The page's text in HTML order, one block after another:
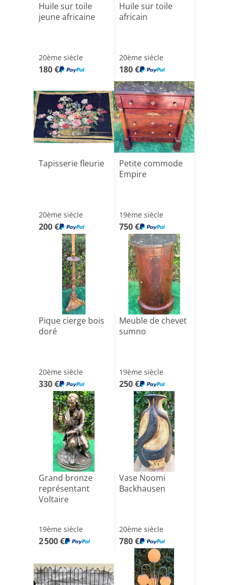
Huile sur toile
jeune africaine
20ème siècle
180 €
Huile sur toile
africain
20ème siècle
180 €
Tapisserie fleurie
20ème siècle
200 €
Petite commode
Empire
19ème siècle
750 €
Pique cierge bois
doré
20ème siècle
330 €
Meuble de chevet
sumno
19ème siècle
250 €
Grand bronze
représentant
Voltaire
19ème siècle
2 500 €
Vase Noomi
Backhausen
20ème siècle
780 €